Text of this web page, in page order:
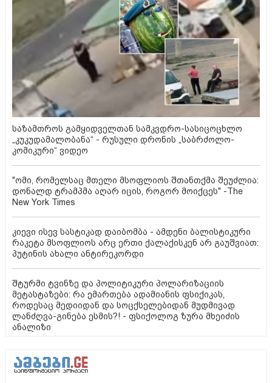
საზამთროს გამყიდველთან სამკვდრო-სასიცოცხლო
„კუკუდამალობანა“ - რუსული დრონის „საბრძოლო-
კომიკური“ ვიდეო
"ომი, რომელსაც მთელი მსოფლიოს შთანთქმა შეუძლია:
დონალდ ტრამპმა აღარ იცის, როგორ მოიქცეს" -The
New York Times
კიევი ისევ სასტიკად დაიბომბა - ამდენი ბალისტიკური
რაკეტა მსოფლიოს არც ერთი ქალაქისკენ არ გაუშვიათ:
პუტინის ახალი ანტირეკორდი
შტურმი ტვინზე და პოლიტიკური პოლარიზაციის
მეტასტაზები: რა ემართება ადამიანის ფსიქიკას,
როდესაც მედიიდან და სოცქსელებიდან მუდმივად
ლანძღვა-გინება ესმის?! - ფსიქოლოგ ზურა მხეიძის
ანალიზი